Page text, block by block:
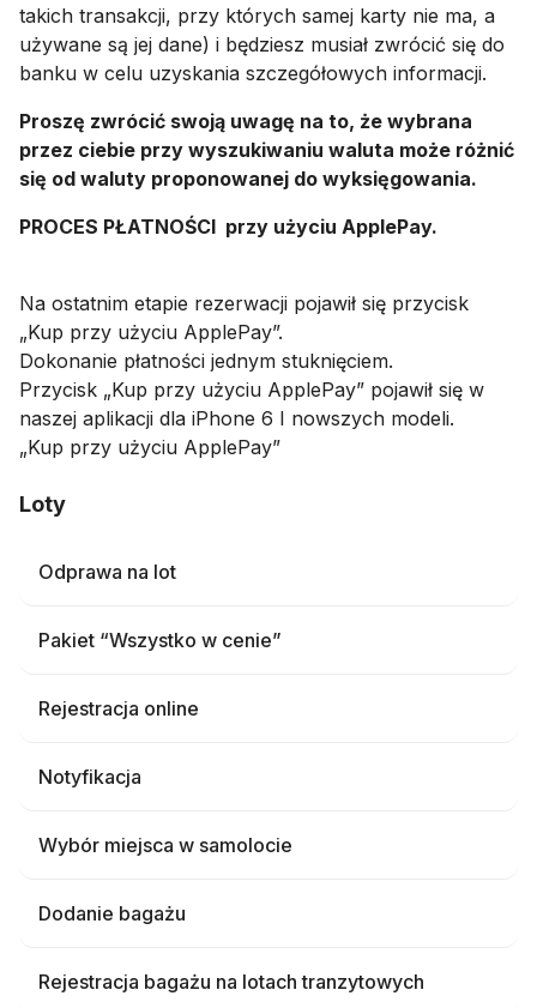
takich transakcji, przy których samej karty nie ma, a
używane są jej dane) i będziesz musiał zwrócić się do
banku w celu uzyskania szczegółowych informacji.
Proszę zwrócić swoją uwagę na to, że wybrana
przez ciebie przy wyszukiwaniu waluta może różnić
się od waluty proponowanej do wyksięgowania.
PROCES PŁATNOŚCI przy użyciu ApplePay.
Na ostatnim etapie rezerwacji pojawił się przycisk
„Kup przy użyciu ApplePay”.
Dokonanie płatności jednym stuknięciem.
Przycisk „Kup przy użyciu ApplePay” pojawił się w
naszej aplikacji dla iPhone 6 I nowszych modeli.
„Kup przy użyciu ApplePay”
Loty
Odprawa na lot
Pakiet “Wszystko w cenie”
Rejestracja online
Notyfikacja
Wybór miejsca w samolocie
Dodanie bagażu
Rejestracja bagażu na lotach tranzytowych